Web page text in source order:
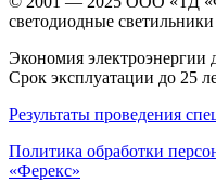
светодиодные
Экономия электроэнергии
Срок эксплуатации до 25
Результаты проведения
Политика обработки
«Ферекс»